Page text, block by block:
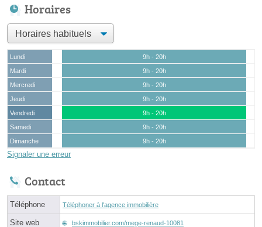
Horaires
Lundi
9h - 20h
Mardi
9h - 20h
Mercredi
9h - 20h
Jeudi
9h - 20h
Vendredi
9h - 20h
Samedi
9h - 20h
Dimanche
9h - 20h
Signaler une erreur
Contact
Téléphone Téléphoner à l'agence immobilière
Site web bskimmobilier.com/mege-renaud-10081